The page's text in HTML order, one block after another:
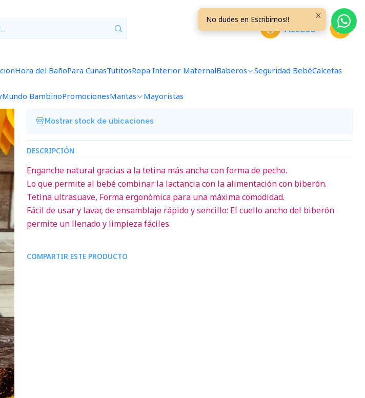
Acceso
Hora del BañoPara CunasTutitosRopa Interior MaternalBaberos Seguridad BebéCalcetas
Mundo BambinoPromocionesMantas Mayoristas
Mostrar stock de ubicaciones
DESCRIPCIÓN
Enganche natural gracias a la tetina más ancha con forma de pecho.
Lo que permite al bebé combinar la lactancia con la alimentación con biberón.
Tetina ultrasuave, Forma ergonómica para una máxima comodidad.
Fácil de usar y lavar, de ensamblaje rápido y sencillo: El cuello ancho del biberón
permite un llenado y limpieza fáciles.
COMPARTIR ESTE PRODUCTO
No dudes en Escribirnos!!